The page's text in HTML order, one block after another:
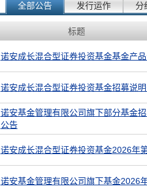
全部公告 发行运作 分
标题
诺安成长混合型证券投资基金基金产
诺安成长混合型证券投资基金招募说
诺安基金管理有限公司旗下部分基金
公告
诺安成长混合型证券投资基金2026年
诺安基金管理有限公司旗下基金2026